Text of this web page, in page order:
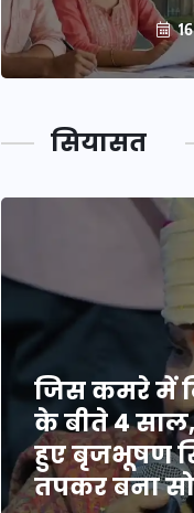
16
सियासत
जिस कमरे में
के बीते 4
हुए बृजभूषण
तपकर बना